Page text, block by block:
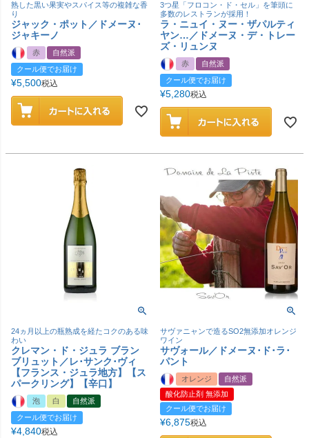
熟した黒い果実やスパイス等の複雑な香
り
ジャック・ポット／ドメーヌ･
ジャキーノ
赤
自然派
クール便でお届け
¥5,500税込
3つ星「フロコン・ド・セル」を筆頭に
多数のレストランが採用！
ラ・ニュイ・ヌー・ザパルティ
ヤン…／ドメーヌ・デ・トレー
ズ・リュンヌ
赤
自然派
クール便でお届け
¥5,280税込
24ヵ月以上の瓶熟成を経たコクのある味
わい
クレマン・ド・ジュラ ブラン
ブリュット／レ･サンク･ヴィ
【フランス・ジュラ地方】【ス
パークリング】【辛口】
泡 白
自然派
クール便でお届け
¥4,840税込
サヴァニャンで造るSO2無添加オレンジ
ワイン
サヴォール／ドメーヌ･ド･ラ･
パント
オレンジ
自然派
酸化防止剤 無添加
クール便でお届け
¥6,875税込